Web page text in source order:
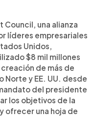
Council, una alianza
líderes empresariales
Unidos,
$8 mil millones
de más de
Norte y EE. UU. desde
del presidente
los objetivos de la
ofrecer una hoja de